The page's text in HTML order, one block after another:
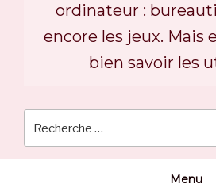
ordinateur :
encore les jeux. Mais
bien savoir les
Menu